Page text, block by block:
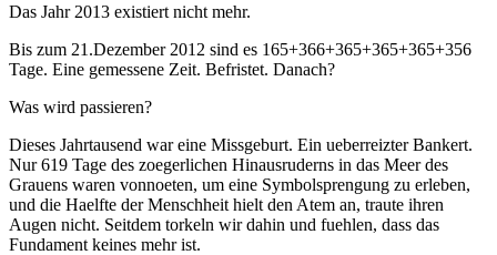
Das Jahr 2013 existiert nicht mehr.
Bis zum 21.Dezember 2012 sind es 165+366+365+365+365+356
Tage. Eine gemessene Zeit. Befristet. Danach?
Was wird passieren?
Dieses Jahrtausend war eine Missgeburt. Ein ueberreizter Bankert.
Nur 619 Tage des zoegerlichen Hinausruderns in das Meer des
Grauens waren vonnoeten, um eine Symbolsprengung zu erleben,
und die Haelfte der Menschheit hielt den Atem an, traute ihren
Augen nicht. Seitdem torkeln wir dahin und fuehlen, dass das
Fundament keines mehr ist.